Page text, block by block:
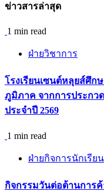
ข่าวสารล่าสุด
1 min read
ฝ่ายวิชาการ
โรงเรียนเซนต์หลุยส์ศึก
ภูมิภาค จากการประกว
ประจำปี 2569
1 min read
ฝ่ายกิจการนักเรียน
กิจกรรม​วันต่อต้านการ